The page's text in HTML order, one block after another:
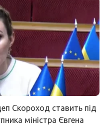
Скороход ставить під
міністра Євгена